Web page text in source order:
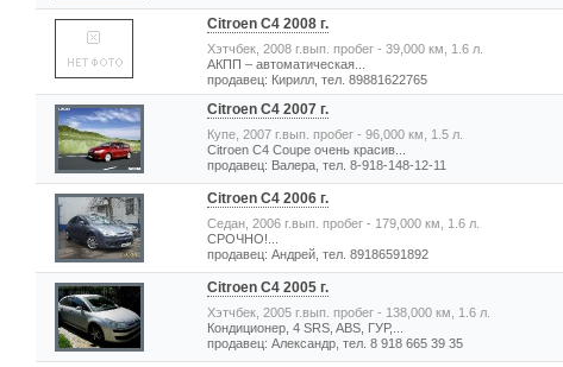
Citroen C4 2008 г.
Хэтчбек, 2008 г.вып. пробег - 39,000 км, 1.6 л.
АКПП – автоматическая...
продавец: Кирилл, тел. 89881622765
Citroen C4 2007 г.
Купе, 2007 г.вып. пробег - 96,000 км, 1.5 л.
Citroen C4 Coupe очень красив...
продавец: Валера, тел. 8-918-148-12-11
Citroen C4 2006 г.
Седан, 2006 г.вып. пробег - 179,000 км, 1.6 л.
СРОЧНО!...
продавец: Андрей, тел. 89186591892
Citroen C4 2005 г.
Хэтчбек, 2005 г.вып. пробег - 138,000 км, 1.6 л.
Кондиционер, 4 SRS, ABS, ГУР,...
продавец: Александр, тел. 8 918 665 39 35